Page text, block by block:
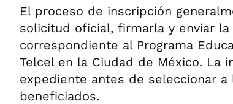
El proceso de inscripción
solicitud oficial, firmarla y enviar la
correspondiente al Programa
Telcel en la Ciudad de México. La
expediente antes de seleccionar
beneficiados.